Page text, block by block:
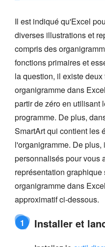
Il est indiqué qu'Excel
diverses illustrations et
compris des
fonctions primaires et
la question, il existe
organigramme dans
partir de zéro en utilisant
programme. De plus,
SmartArt qui contient les
l'organigramme. De plus,
personnalisés pour vous
représentation
organigramme dans
approximatif ci-dessous.
1 Installer et